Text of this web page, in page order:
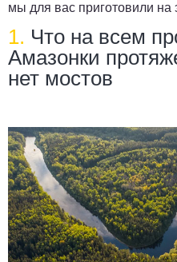
мы для вас приготовили на
1. Что на всем
Амазонки
нет мостов